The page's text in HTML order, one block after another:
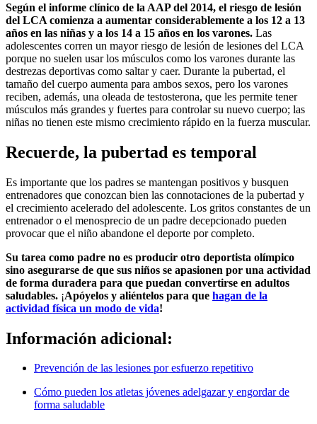
Según el informe clínico de la AAP del 2014, el riesgo de lesión
del LCA comienza a aumentar considerablemente a los 12 a 13
años en las niñas y a los 14 a 15 años en los varones. Las
adolescentes corren un mayor riesgo de lesión de lesiones del LCA
porque no suelen usar los músculos como los varones durante las
destrezas deportivas como saltar y caer. Durante la pubertad, el
tamaño del cuerpo aumenta para ambos sexos, pero los varones
reciben, además, una oleada de testosterona, que les permite tener
músculos más grandes y fuertes para controlar su nuevo cuerpo; las
niñas no tienen este mismo crecimiento rápido en la fuerza muscular.
Recuerde, la pubertad es temporal
Es importante que los padres se mantengan positivos y busquen
entrenadores que conozcan bien las connotaciones de la pubertad y
el crecimiento acelerado del adolescente. Los gritos constantes de un
entrenador o el menosprecio de un padre decepcionado pueden
provocar que el niño abandone el deporte por completo.
Su tarea como padre no es producir otro deportista olímpico
sino asegurarse de que sus niños se apasionen por una actividad
de forma duradera para que puedan convertirse en adultos
saludables. ¡Apóyelos y aliéntelos para que hagan de la
actividad física un modo de vida!
Información adicional:
Prevención de las lesiones por esfuerzo repetitivo
Cómo pueden los atletas jóvenes adelgazar y engordar de
forma saludable